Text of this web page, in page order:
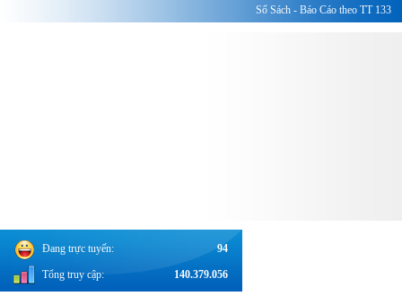
Sổ Sách - Báo Cáo theo TT 133
Đang trực tuyến: 94
Tổng truy cập: 140.379.056